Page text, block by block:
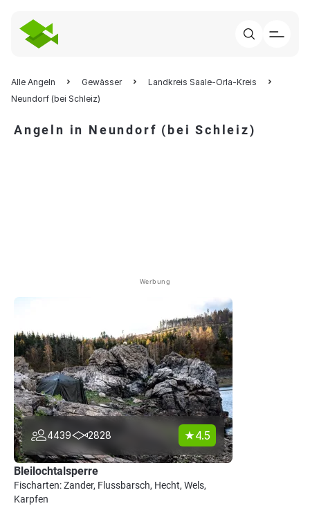
Alle Angeln Gewässer
Landkreis Saale-Orla-Kreis
Neundorf (bei Schleiz)
Angeln in Neundorf (bei Schleiz)
Werbung
4439 2828 4.5
Bleilochtalsperre
Fischarten: Zander, Flussbarsch, Hecht, Wels,
Karpfen